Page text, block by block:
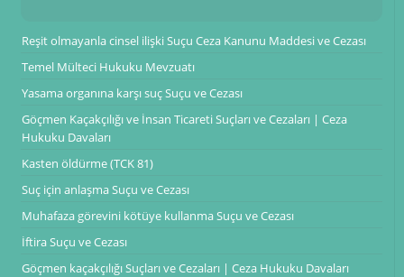
Reşit olmayanla cinsel ilişki Suçu Ceza Kanunu Maddesi ve Cezası
Temel Mülteci Hukuku Mevzuatı
Yasama organına karşı suç Suçu ve Cezası
Göçmen Kaçakçılığı ve İnsan Ticareti Suçları ve Cezaları | Ceza
Hukuku Davaları
Kasten öldürme (TCK 81)
Suç için anlaşma Suçu ve Cezası
Muhafaza görevini kötüye kullanma Suçu ve Cezası
İftira Suçu ve Cezası
Göçmen kaçakçılığı Suçları ve Cezaları | Ceza Hukuku Davaları